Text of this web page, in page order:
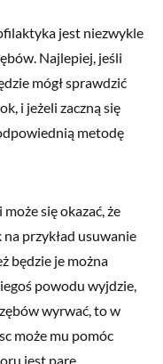
jest niezwykle
Najlepiej, jeśli
mógł sprawdzić
i jeżeli zaczną się
metodę
się okazać, że
przykład usuwanie
będzie je można
powodu wyjdzie,
wyrwać, to w
może mu pomóc
jest parę